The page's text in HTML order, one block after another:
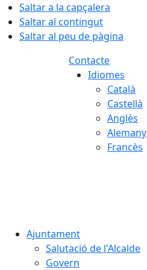
Saltar a la capçalera
Saltar al contingut
Saltar al peu de pàgina
Contacte
Idiomes
Català
Castellà
Anglès
Alemany
Francès
Ajuntament
Salutació de l'Alcalde
Govern